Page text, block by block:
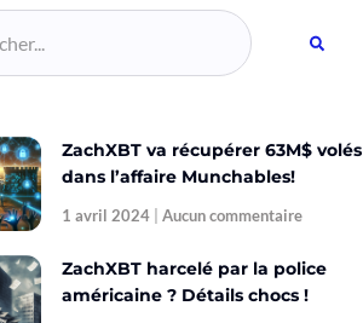
ZachXBT va récupérer 63M$ volés
dans l’affaire Munchables!
1 avril 2024 Aucun commentaire
ZachXBT harcelé par la police
américaine ? Détails chocs !